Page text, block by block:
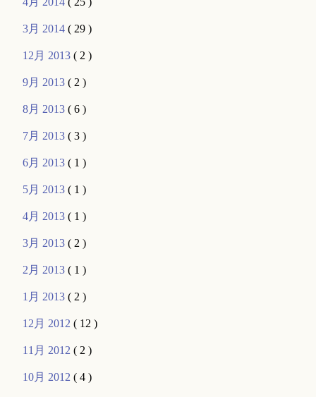
3月 2014( 29 )
12月 2013( 2 )
9月 2013( 2 )
8月 2013( 6 )
7月 2013( 3 )
6月 2013( 1 )
5月 2013( 1 )
4月 2013( 1 )
3月 2013( 2 )
2月 2013( 1 )
1月 2013( 2 )
12月 2012( 12 )
11月 2012( 2 )
10月 2012( 4 )